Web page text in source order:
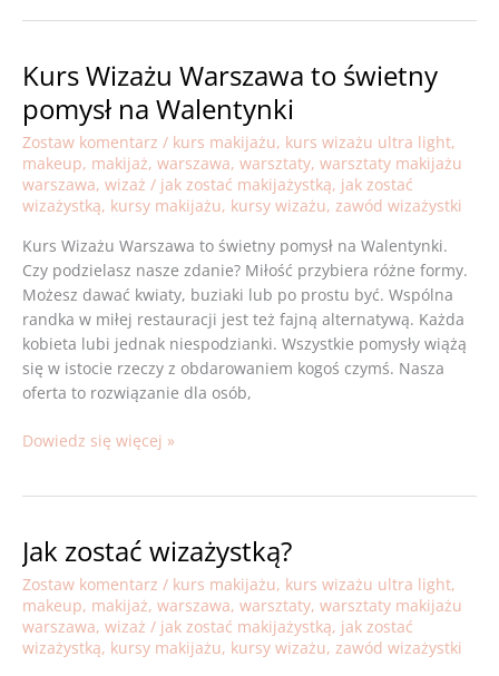
Kurs Wizażu Warszawa to świetny
pomysł na Walentynki
Zostaw komentarz / kurs makijażu, kurs wizażu ultra light,
makeup, makijaż, warszawa, warsztaty, warsztaty makijażu
warszawa, wizaż / jak zostać makijażystką, jak zostać
wizażystką, kursy makijażu, kursy wizażu, zawód wizażystki
Kurs Wizażu Warszawa to świetny pomysł na Walentynki.
Czy podzielasz nasze zdanie? Miłość przybiera różne formy.
Możesz dawać kwiaty, buziaki lub po prostu być. Wspólna
randka w miłej restauracji jest też fajną alternatywą. Każda
kobieta lubi jednak niespodzianki. Wszystkie pomysły wiążą
się w istocie rzeczy z obdarowaniem kogoś czymś. Nasza
oferta to rozwiązanie dla osób,
Kurs
Warszawa
to
świetny
pomysł
na
Walentynki
Dowiedz się więcej »
Jak zostać wizażystką?
Zostaw komentarz / kurs makijażu, kurs wizażu ultra light,
makeup, makijaż, warszawa, warsztaty, warsztaty makijażu
warszawa, wizaż / jak zostać makijażystką, jak zostać
wizażystką, kursy makijażu, kursy wizażu, zawód wizażystki
Jak
zostać
wizażystką?